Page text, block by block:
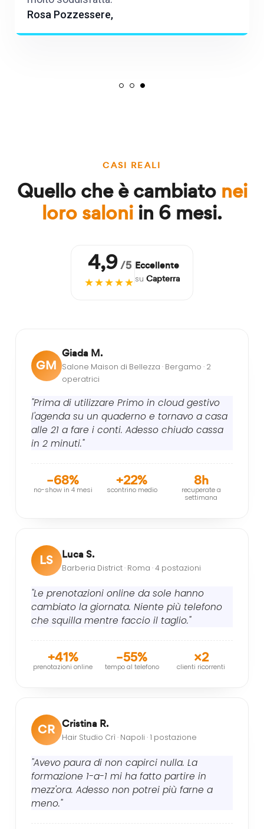
Rosa Pozzessere,
CASI REALI
Quello che è cambiato nei
loro saloni in 6 mesi.
4,9/5
★★★★★
Eccellente
su Capterra
GM
Giada M.
Salone Maison di Bellezza · Bergamo · 2
operatrici
"Prima di utilizzare Primo in cloud gestivo
l'agenda su un quaderno e tornavo a casa
alle 21 a fare i conti. Adesso chiudo cassa
in 2 minuti."
–68%
no-show in 4 mesi
+22%
scontrino medio
8h
recuperate a
settimana
LS Luca S.
Barberia District · Roma · 4 postazioni
"Le prenotazioni online da sole hanno
cambiato la giornata. Niente più telefono
che squilla mentre faccio il taglio."
+41%
prenotazioni online
–55%
tempo al telefono
×2
clienti ricorrenti
CR Cristina R.
Hair Studio Crì · Napoli · 1 postazione
"Avevo paura di non capirci nulla. La
formazione 1-a-1 mi ha fatto partire in
mezz'ora. Adesso non potrei più farne a
meno."